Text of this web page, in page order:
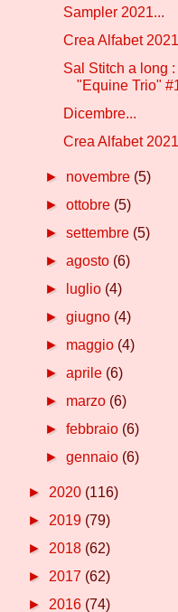
Sampler 2021...
Crea Alfabet
Sal Stitch a long :
"Equine Trio"
Dicembre...
Crea Alfabet
► novembre (5)
►ottobre (5)
►settembre (5)
►agosto (6)
►
luglio (4)
►giugno (4)
► maggio (4)
►aprile (6)
► marzo (6)
►febbraio (6)
►gennaio (6)
► 2020 (116)
► 2019 (79)
► 2018 (62)
► 2017 (62)
► 2016 (74)